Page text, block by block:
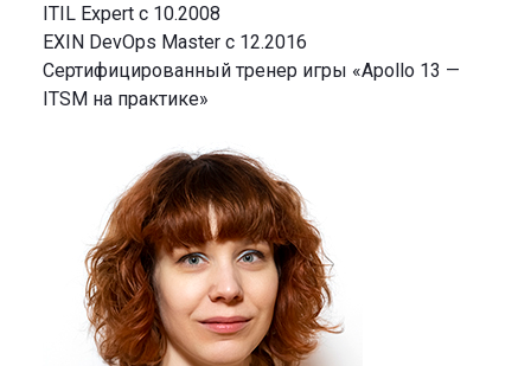
ITIL Expert с 10.2008
EXIN DevOps Master с 12.2016
Сертифицированный тренер игры «Apollo 13 —
ITSM на практике»